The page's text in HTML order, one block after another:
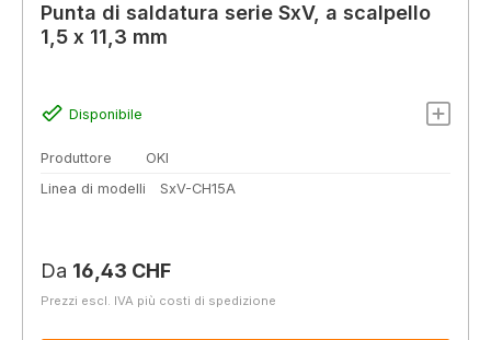
Punta di saldatura serie SxV, a scalpello
1,5 x 11,3 mm
Disponibile
Produttore
OKI
Linea di modelli
SxV-CH15A
Prezzo normale:
Da 16,43 CHF
Prezzi escl. IVA più costi di spedizione